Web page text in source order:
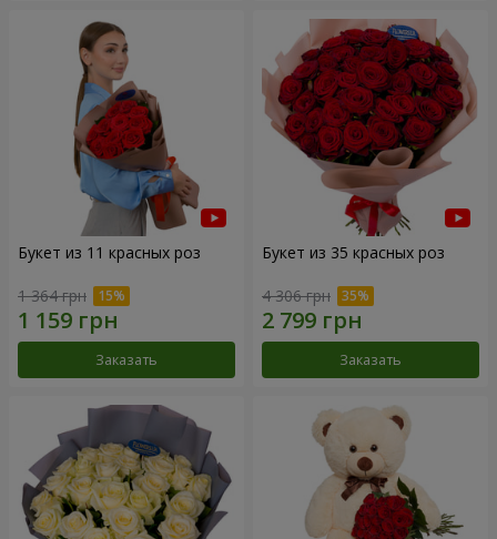
Букет из 11 красных роз
1 364 грн
Заказать
Букет из 35 красных роз
4 306 грн
Заказать